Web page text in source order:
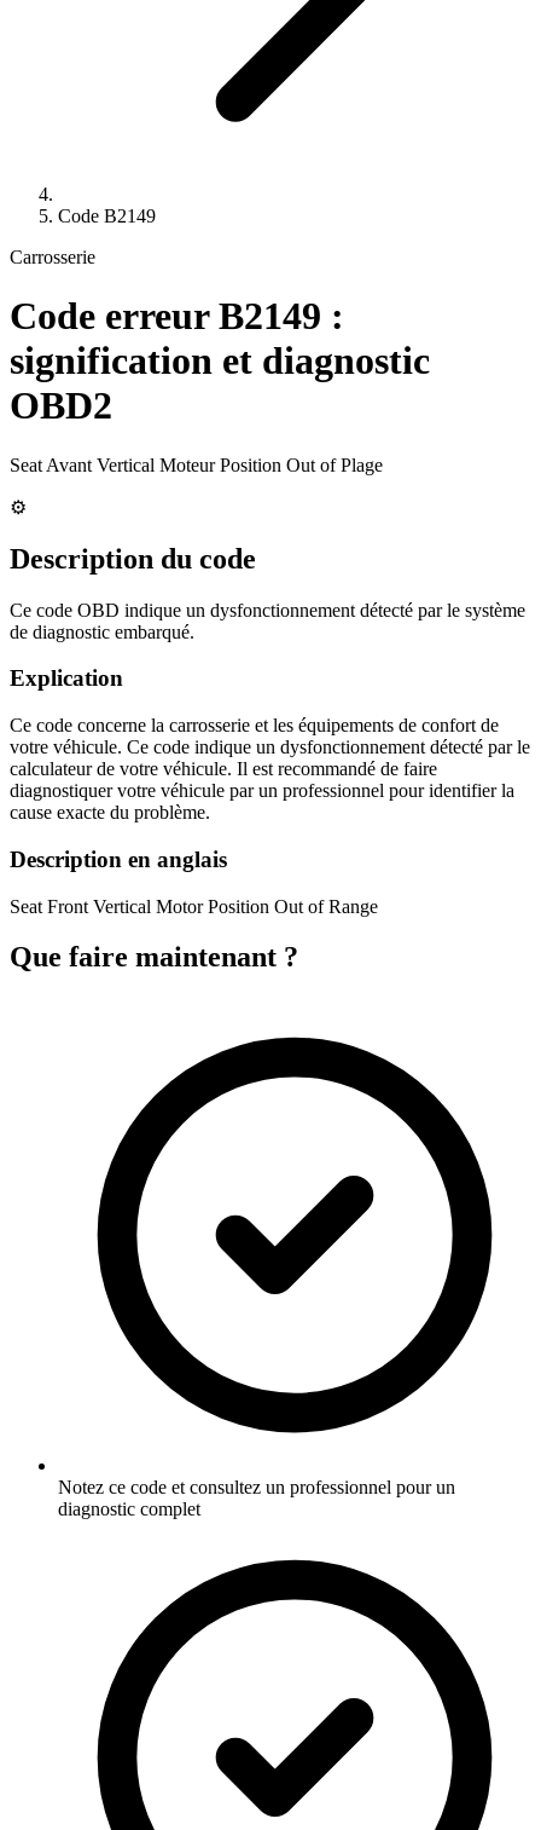
Code B2149
Carrosserie
Code erreurB2149 :
signification et diagnostic
OBD2
Seat Avant Vertical Moteur Position Out of Plage
⚙️
Description du code
Ce code OBD indique un dysfonctionnement détecté par le système
de diagnostic embarqué.
Explication
Ce code concerne la carrosserie et les équipements de confort de
votre véhicule. Ce code indique un dysfonctionnement détecté par le
calculateur de votre véhicule. Il est recommandé de faire
diagnostiquer votre véhicule par un professionnel pour identifier la
cause exacte du problème.
Description en anglais
Seat Front Vertical Motor Position Out of Range
Que faire maintenant ?
Notez ce code et consultez un professionnel pour un
diagnostic complet